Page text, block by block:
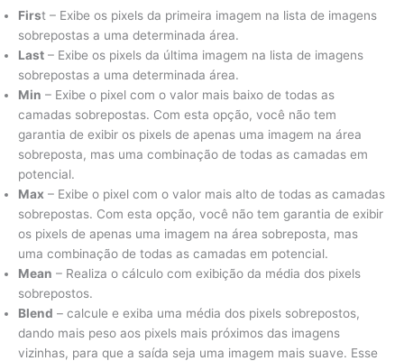
First – Exibe os pixels da primeira imagem na lista de imagens
sobrepostas a uma determinada área.
Last – Exibe os pixels da última imagem na lista de imagens
sobrepostas a uma determinada área.
Min – Exibe o pixel com o valor mais baixo de todas as
camadas sobrepostas. Com esta opção, você não tem
garantia de exibir os pixels de apenas uma imagem na área
sobreposta, mas uma combinação de todas as camadas em
potencial.
Max – Exibe o pixel com o valor mais alto de todas as camadas
sobrepostas. Com esta opção, você não tem garantia de exibir
os pixels de apenas uma imagem na área sobreposta, mas
uma combinação de todas as camadas em potencial.
Mean – Realiza o cálculo com exibição da média dos pixels
sobrepostos.
Blend – calcule e exiba uma média dos pixels sobrepostos,
dando mais peso aos pixels mais próximos das imagens
vizinhas, para que a saída seja uma imagem mais suave. Esse